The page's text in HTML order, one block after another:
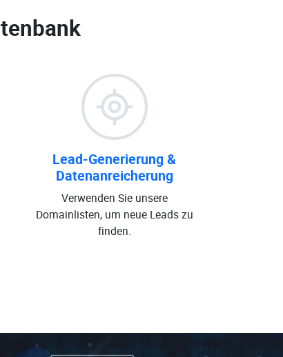
Lead-Generierung &
Datenanreicherung
Verwenden Sie unsere
Domainlisten, um neue Leads zu
finden.